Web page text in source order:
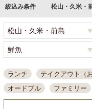
絞込み条件 松山・久米・
ランチ テイクアウト（
オードブル
ファミリー